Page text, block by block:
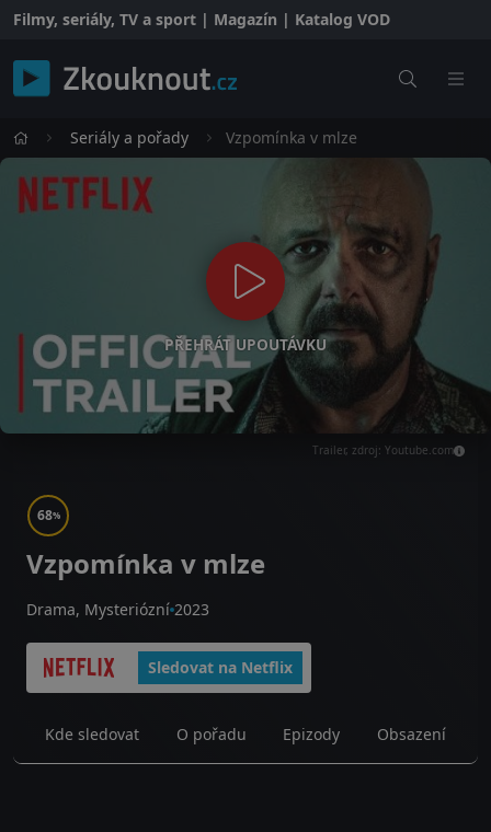
Filmy, seriály, TV a sport | Magazín | Katalog VOD
Seriály a pořady Vzpomínka v mlze
PŘEHRÁT UPOUTÁVKU
Trailer, zdroj: Youtube.com
68%
Vzpomínka v mlze
Drama, Mysteriózní 2023
Sledovat na Netflix
Kde sledovat O pořadu Epizody Obsazení